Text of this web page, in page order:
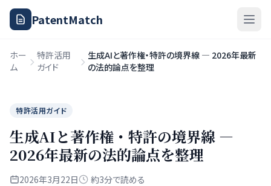
PatentMatch
ホー
ム
特許活用
ガイド
生成AIと著作権・特許の境界線 — 2026年最新
の法的論点を整理
特許活用ガイド
生成AIと著作権・特許の境界線 —
2026年最新の法的論点を整理
2026年3月22日 約3分で読める